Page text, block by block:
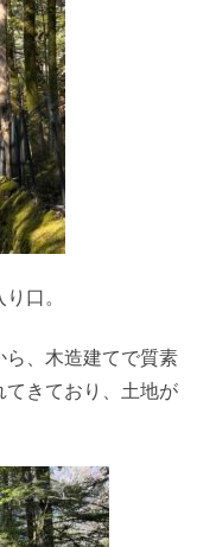
口。
、木造建てで質素
きており、土地が